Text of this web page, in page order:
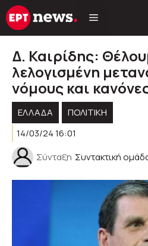
Μετάβαση
σε
Δ. Καιρίδης:
λελογισμένη
νόμους και
ΕΛΛΑΔΑ
ΠΟΛΙΤΙΚΉ
14/03/24 16:01
Σύνταξη Συντακτική